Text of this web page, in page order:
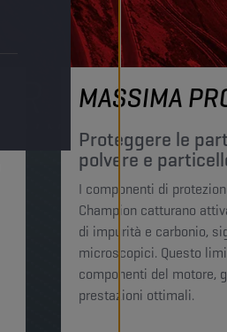
MASSIMA
Proteggere le
polvere e
I componenti di
Champion catturano
di impurità e carbonio,
microscopici. Questo
componenti del motore,
prestazioni ottimali.